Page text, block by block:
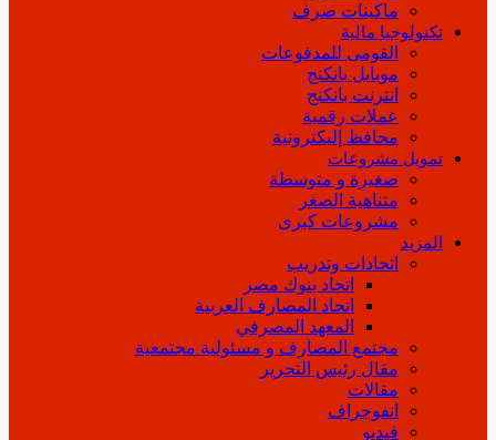
ماكينات صرف
تكنولوجيا مالية
القومى للمدفوعات
موبايل بانكنج
انترنت بانكنج
عملات رقمية
محافظ إليكترونية
تمويل مشروعات
صغيرة و متوسطة
متناهية الصغر
مشروعات كبرى
المزيد
اتحادات وتدريب
اتحاد بنوك مصر
اتحاد المصارف العربية
المعهد المصرفي
مجتمع المصارف و مسئولية مجتمعية
مقال رئيس التحرير
مقالات
انفوجراف
فيديو